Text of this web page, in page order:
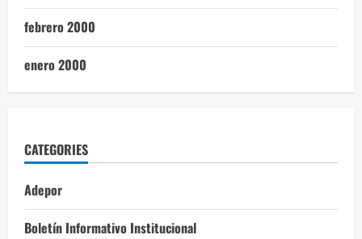
febrero 2000
enero 2000
CATEGORIES
Adepor
Boletín Informativo Institucional